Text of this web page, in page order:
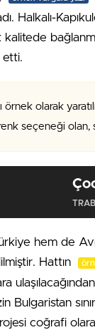
Halkalı-
etti.
örnek olarak
seçeneği olan,
hem de
Hattın
Bulgaristan
coğrafi